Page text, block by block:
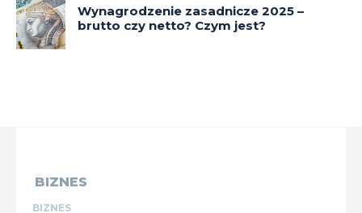
Wynagrodzenie zasadnicze 2025 –
brutto czy netto? Czym jest?